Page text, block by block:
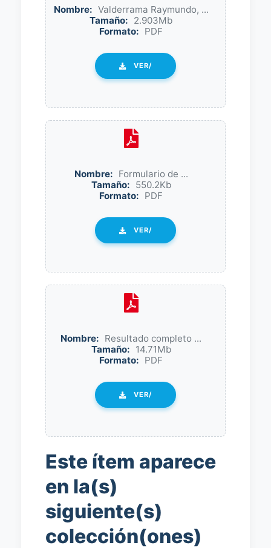
Nombre: Valderrama Raymundo, ...
Tamaño: 2.903Mb
Formato: PDF
VER/
Nombre: Formulario de ...
Tamaño: 550.2Kb
Formato: PDF
VER/
Nombre: Resultado completo ...
Tamaño: 14.71Mb
Formato: PDF
VER/
Este ítem aparece
en la(s)
siguiente(s)
colección(ones)